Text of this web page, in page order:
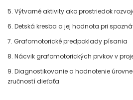
5. Výtvarné aktivity ako prostriedok
6. Detská kresba a jej hodnota pri
7. Grafomotorické predpoklady písania
8. Nácvik grafomotorických prvkov v
9. Diagnostikovanie a hodnotenie
zručností dieťaťa